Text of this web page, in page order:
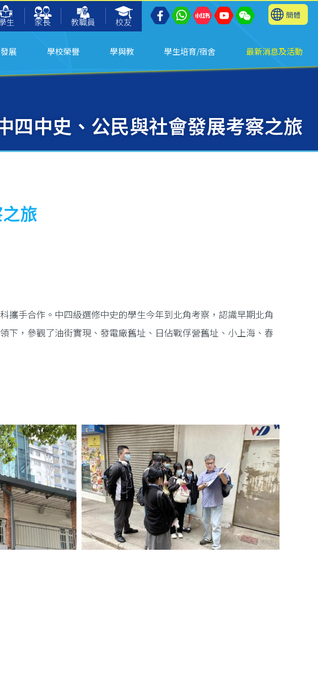
生
家長 教職員 校友
簡體
展 學校榮譽 學與教 學生培育/宿舍 最新消息及活動
四中史、公民與社會發展考察之旅
旅
攜手合作。中四級選修中史的學生今年到北角考察，認識早期北角
下，參觀了油街實現、發電廠舊址、日佔戰俘營舊址、小上海、春